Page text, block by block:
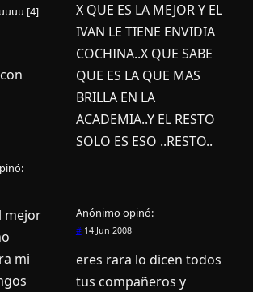
[4]
mejor
mi
X QUE ES LA MEJOR Y EL
IVAN LE TIENE ENVIDIA
COCHINA..X QUE SABE
QUE ES LA QUE MAS
BRILLA EN LA
ACADEMIA..Y EL RESTO
SOLO ES ESO ..RESTO..
Anónimo opinó:
#14 Jun 2008
eres rara lo dicen todos
tus compañeros y